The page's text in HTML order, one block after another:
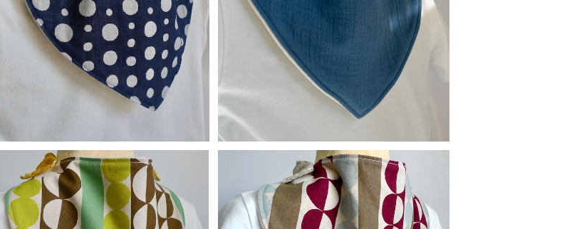
替えスタイ：ドット
¥900
替えスタイ：ブルー
¥900